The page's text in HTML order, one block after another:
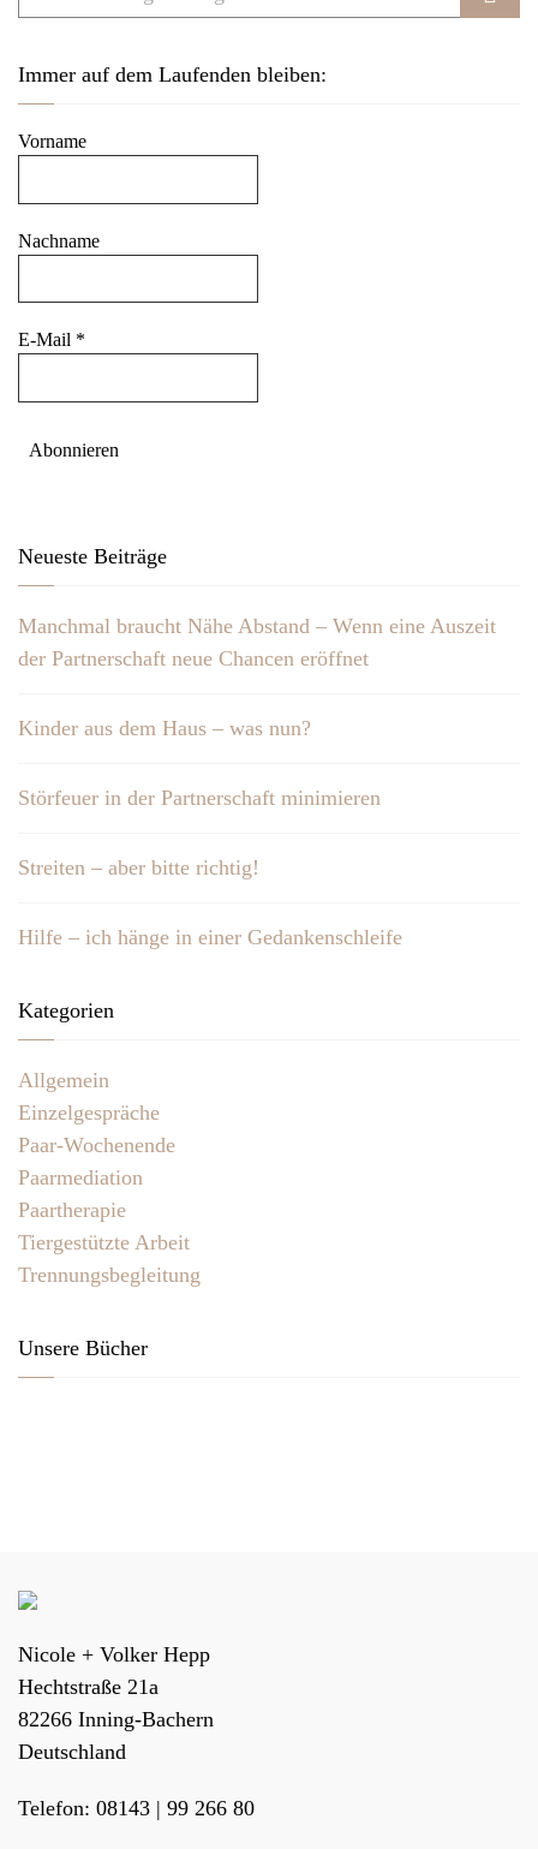
Immer auf dem Laufenden bleiben:
Vorname
Nachname
E-Mail *
Neueste Beiträge
Manchmal braucht Nähe Abstand – Wenn eine Auszeit
der Partnerschaft neue Chancen eröffnet
Kinder aus dem Haus – was nun?
Störfeuer in der Partnerschaft minimieren
Streiten – aber bitte richtig!
Hilfe – ich hänge in einer Gedankenschleife
Kategorien
Allgemein
Einzelgespräche
Paar-Wochenende
Paarmediation
Paartherapie
Tiergestützte Arbeit
Trennungsbegleitung
Unsere Bücher
Nicole + Volker Hepp
Hechtstraße 21a
82266 Inning-Bachern
Deutschland
Telefon: 08143 | 99 266 80